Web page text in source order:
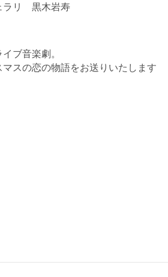
ラリ 黒木岩寿
ブ音楽劇。
スの恋の物語をお送りいたします